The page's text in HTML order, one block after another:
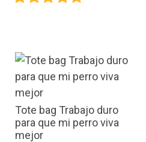
Tote bag Trabajo duro
para que mi perro viva
mejor